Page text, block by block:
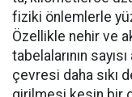
fiziki önlemlerle
Özellikle nehir ve
tabelalarının
çevresi daha sıkı